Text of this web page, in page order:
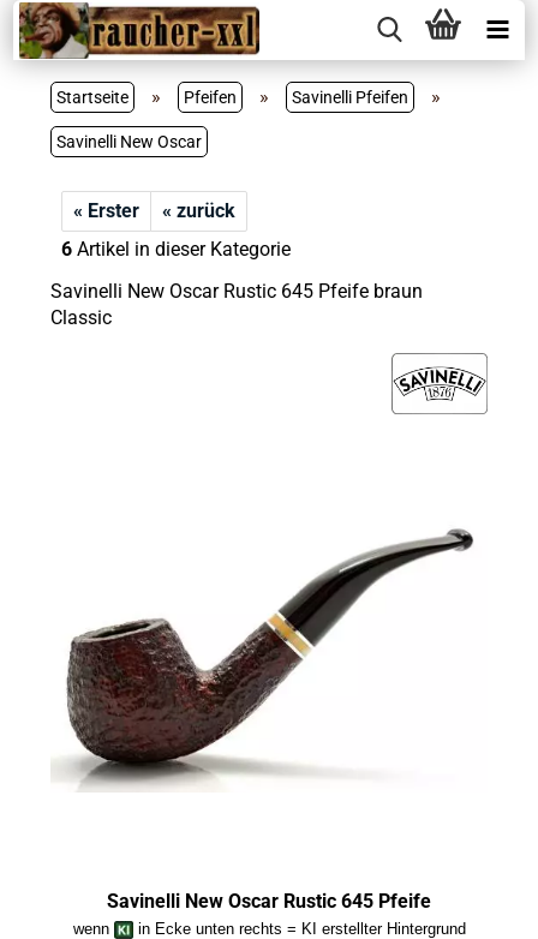
Startseite » Pfeifen » Savinelli Pfeifen »
Savinelli New Oscar
« Erster
« zurück
6Artikel in dieser Kategorie
Savinelli New Oscar Rustic 645 Pfeife braun
Classic
Savinelli New Oscar Rustic 645 Pfeife
wenn in Ecke unten rechts = KI erstellter Hintergrund